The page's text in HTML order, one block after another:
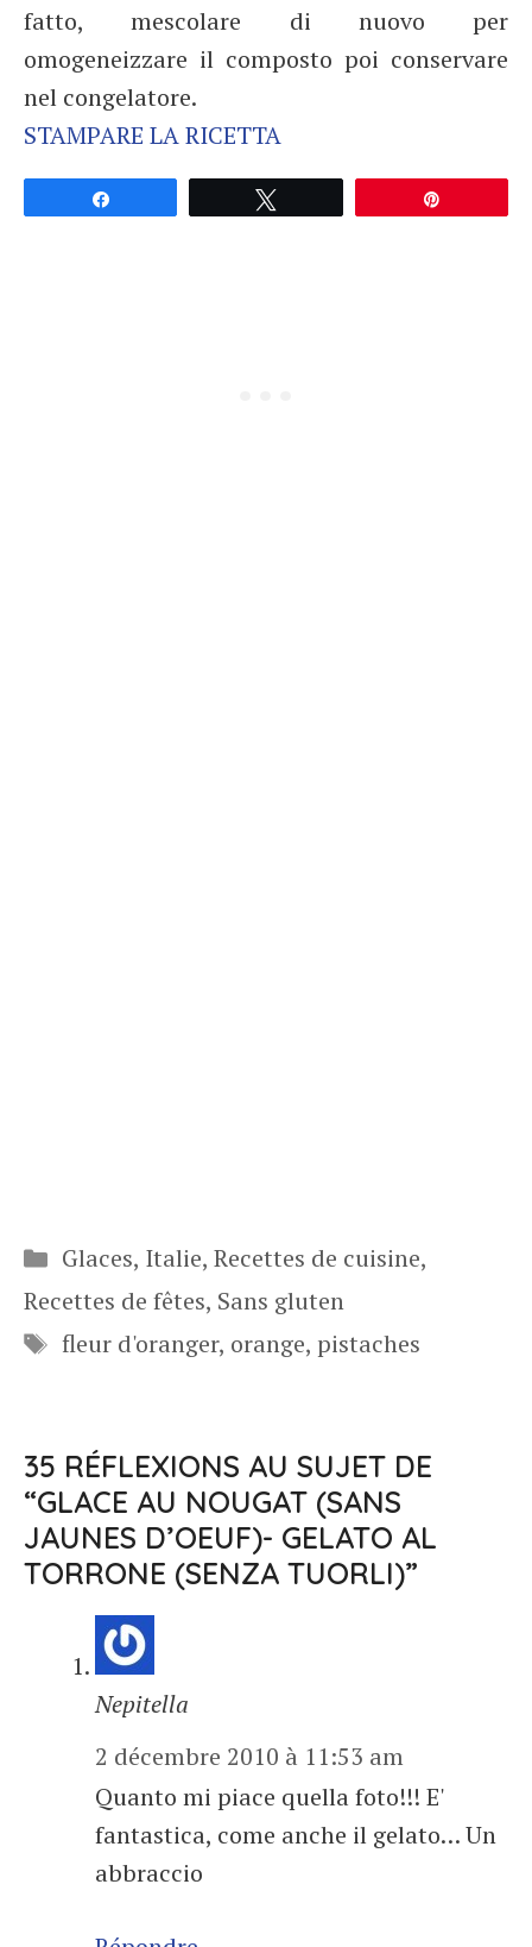
fatto, mescolare di nuovo per
omogeneizzare il composto poi conservare
nel congelatore.
STAMPARE LA RICETTA
Catégories
Glaces, Italie, Recettes de cuisine,
Recettes de fêtes, Sans gluten
Étiquettes
fleur d'oranger, orange, pistaches
35 RÉFLEXIONS AU SUJET DE
“GLACE AU NOUGAT (SANS
JAUNES D’OEUF)- GELATO AL
TORRONE (SENZA TUORLI)”
Nepitella
2 décembre 2010 à 11:53 am
Quanto mi piace quella foto!!! E'
fantastica, come anche il gelato… Un
abbraccio